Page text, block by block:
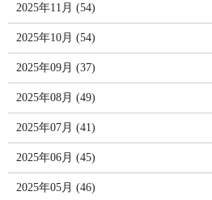
2025年11月 (54)
2025年10月 (54)
2025年09月 (37)
2025年08月 (49)
2025年07月 (41)
2025年06月 (45)
2025年05月 (46)